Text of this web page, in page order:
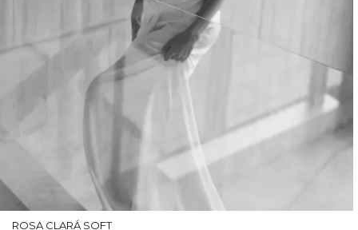
ROSA CLARÁ SOFT